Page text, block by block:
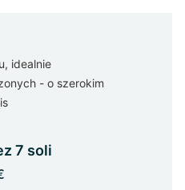
idealnie
- o szerokim
7 soli